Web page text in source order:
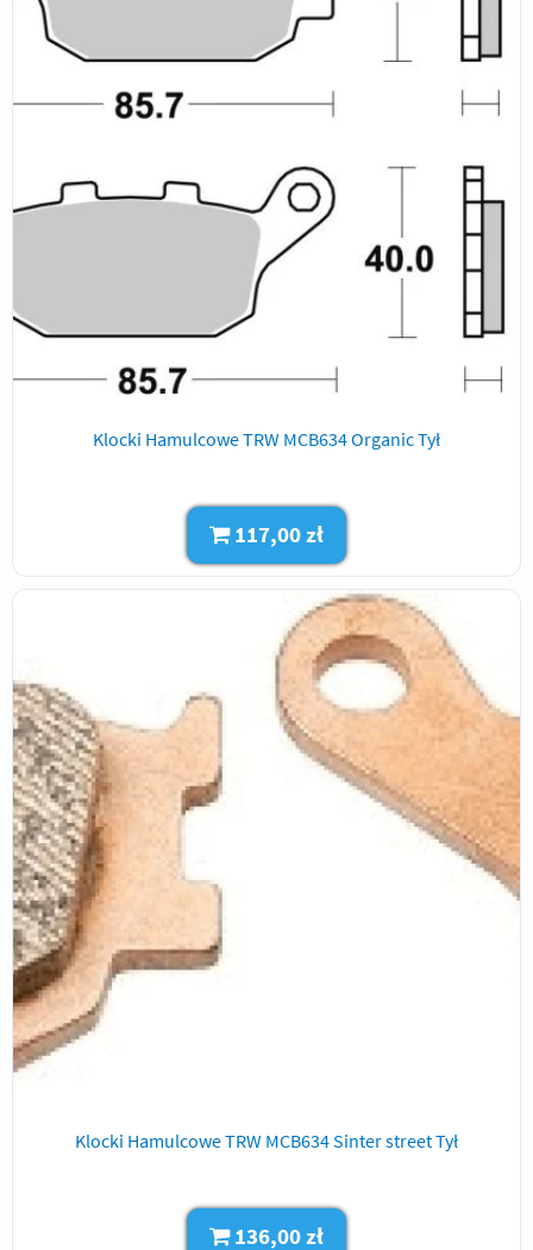
Klocki Hamulcowe TRW MCB634 Organic Tył
117,00 zł
Klocki Hamulcowe TRW MCB634 Sinter street Tył
136,00 zł